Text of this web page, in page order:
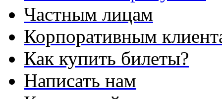
Частным лицам
Корпоративным
Как купить билеты?
Написать нам